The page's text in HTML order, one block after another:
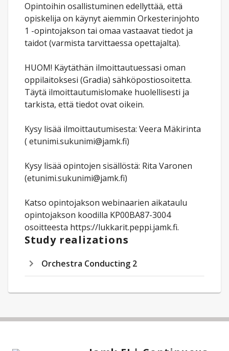
Opintoihin osallistuminen edellyttää, että
opiskelija on käynyt aiemmin Orkesterinjohto
1 -opintojakson tai omaa vastaavat tiedot ja
taidot (varmista tarvittaessa opettajalta).
HUOM! Käytäthän ilmoittautuessasi oman
oppilaitoksesi (Gradia) sähköpostiosoitetta.
Täytä ilmoittautumislomake huolellisesti ja
tarkista, että tiedot ovat oikein.
Kysy lisää ilmoittautumisesta: Veera Mäkirinta
( etunimi.sukunimi@jamk.fi)
Kysy lisää opintojen sisällöstä: Rita Varonen
(etunimi.sukunimi@jamk.fi)
Katso opintojakson webinaarien aikataulu
opintojakson koodilla KP00BA87-3004
osoitteesta https://lukkarit.peppi.jamk.fi.
Study realizations
Orchestra Conducting 2